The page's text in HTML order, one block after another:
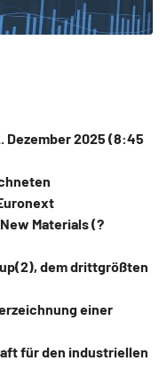
2025 (8:45
Materials (?
dem drittgrößten
einer
für den industriellen